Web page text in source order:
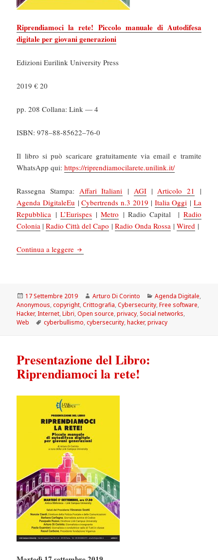
Riprendiamoci la rete! Piccolo manuale di Autodifesa
digitale per giovani generazioni
Edizioni Eurilink University Press
2019 € 20
pp. 208 Collana: Link — 4
ISBN: 978–88-85622–76‑0
Il libro si può scaricare gratuitamente via email e tramite
WhatsApp qui:https://riprendiamocilarete.unilink.it/
Rassegna Stampa: Affari Italiani | AGI|Articolo 21 |
Agenda DigitaleEu |Cybertrends n.3 2019 | Italia Oggi | La
Repubblica | L’Eurispes|Metro | Radio Capital | Radio
Colonia |Radio Città del Capo |Radio Onda Rossa |Wired |
Continua a leggere Libri: Riprendiamoci la rete. Piccolo
Scritto
il
17 Settembre 2019 Autore
Arturo Di Corinto Categorie
Agenda Digitale,
Anonymous,copyright,Crittografia,Cybersecurity,Free software,
Hacker,Internet,Libri,Open source,privacy,Social networks,
Web
Tag
cyberbullismo,cybersecurity,hacker,privacy
Presentazione del Libro:
Riprendiamoci la rete!